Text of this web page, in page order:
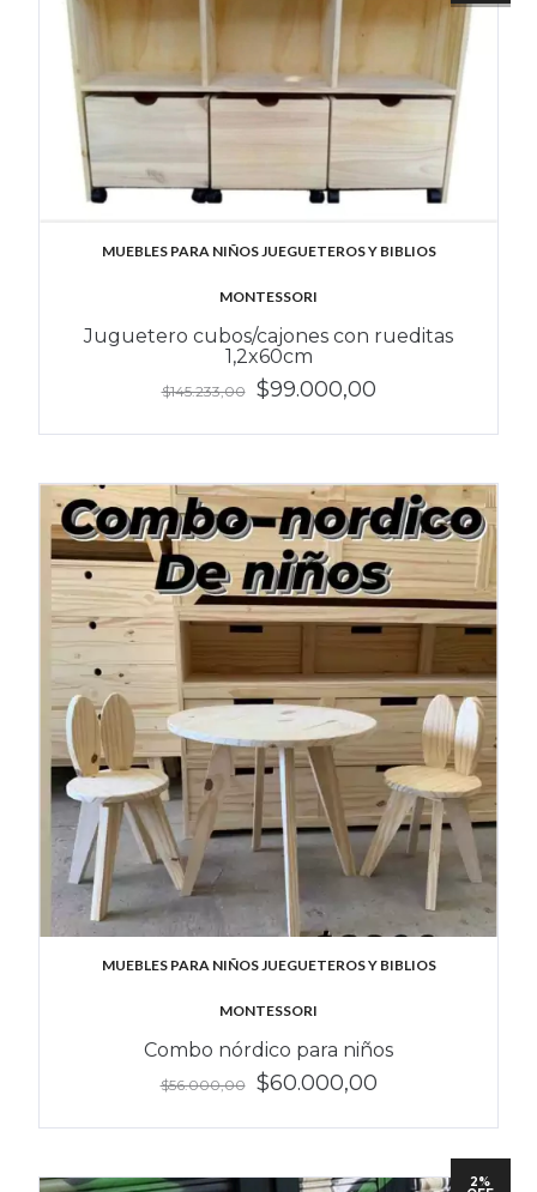
MUEBLES PARA NIÑOS JUEGUETEROS Y BIBLIOS
MONTESSORI
Juguetero cubos/cajones con rueditas
1,2x60cm
$145.233,00 $99.000,00
MUEBLES PARA NIÑOS JUEGUETEROS Y BIBLIOS
MONTESSORI
Combo nórdico para niños
$56.000,00 $60.000,00
2%